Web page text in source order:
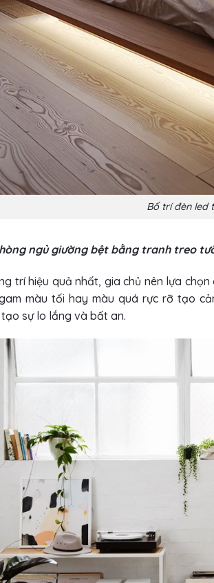
Bố trí đèn led
ngủ giường bệt bằng tranh treo
trí hiệu quả nhất, gia chủ nên lựa
màu tối hay màu quá rực rỡ tạo
sự lo lắng và bất an.